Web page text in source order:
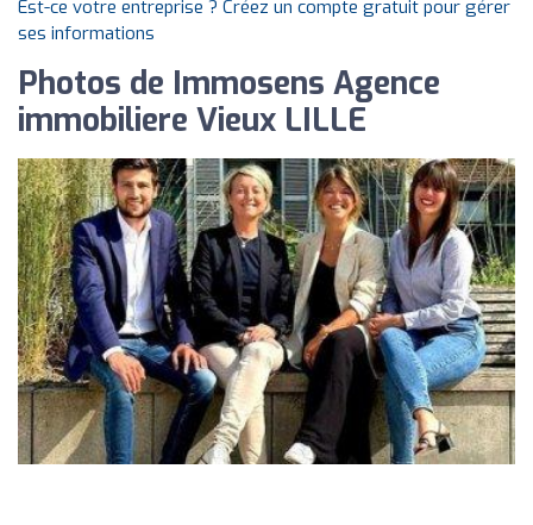
Est-ce votre entreprise ? Créez un compte gratuit pour gérer
ses informations
Photos de Immosens Agence
immobiliere Vieux LILLE